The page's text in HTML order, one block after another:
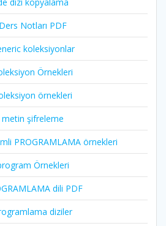
Notları PDF
koleksiyonlar
Örnekleri
örnekleri
metin şifreleme
PROGRAMLAMA örnekleri
Örnekleri
dili PDF
diziler